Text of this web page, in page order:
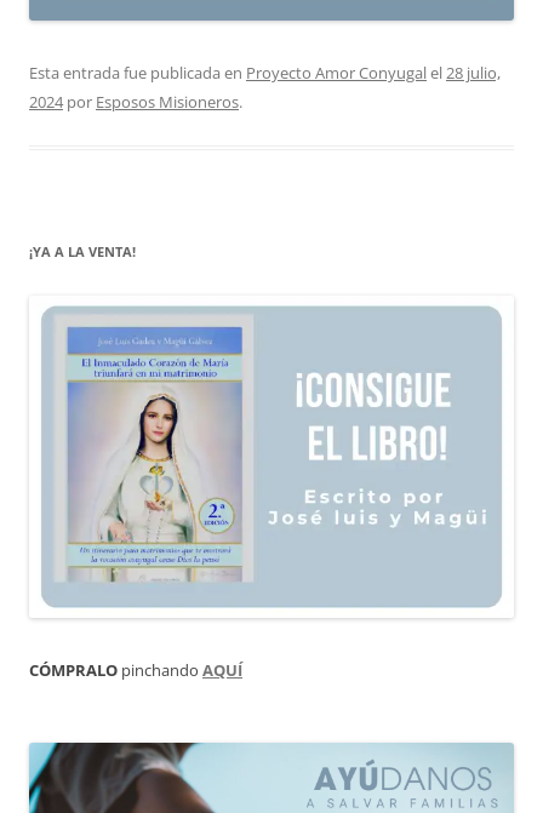
Esta entrada fue publicada en Proyecto Amor Conyugalel28 julio,
2024por Esposos Misioneros.
¡YA A LA VENTA!
CÓMPRALO pinchando AQUÍ